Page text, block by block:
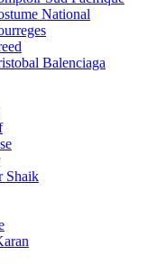
National
Balenciaga
Shaik